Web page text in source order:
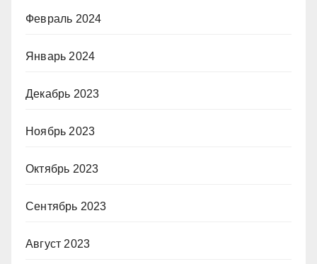
Февраль 2024
Январь 2024
Декабрь 2023
Ноябрь 2023
Октябрь 2023
Сентябрь 2023
Август 2023